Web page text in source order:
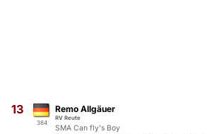
13
384
Remo Allgäuer
RV Reute
SMA Can fly's Boy